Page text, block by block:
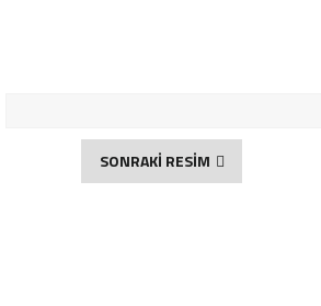
SONRAKİ RESİM